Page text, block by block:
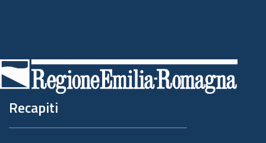
Recapiti